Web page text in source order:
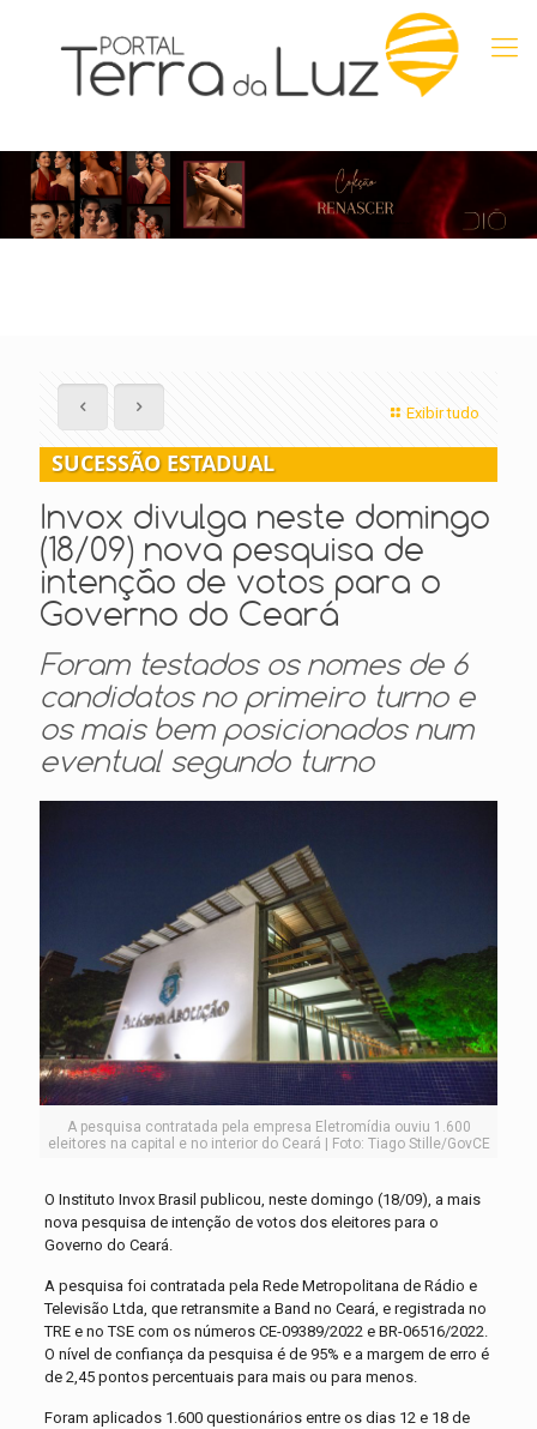
Exibir tudo
SUCESSÃO ESTADUAL
Invox divulga neste domingo
(18/09) nova pesquisa de
intenção de votos para o
Governo do Ceará
Foram testados os nomes de 6
candidatos no primeiro turno e
os mais bem posicionados num
eventual segundo turno
A pesquisa contratada pela empresa Eletromídia ouviu 1.600
eleitores na capital e no interior do Ceará | Foto: Tiago Stille/GovCE
O Instituto Invox Brasil publicou, neste domingo (18/09), a mais
nova pesquisa de intenção de votos dos eleitores para o
Governo do Ceará.
A pesquisa foi contratada pela Rede Metropolitana de Rádio e
Televisão Ltda, que retransmite a Band no Ceará, e registrada no
TRE e no TSE com os números CE-09389/2022 e BR-06516/2022.
O nível de confiança da pesquisa é de 95% e a margem de erro é
de 2,45 pontos percentuais para mais ou para menos.
Foram aplicados 1.600 questionários entre os dias 12 e 18 de